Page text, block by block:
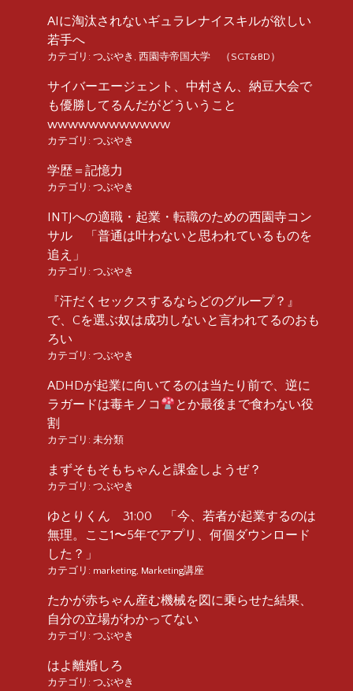
AIに淘汰されないギュラレナイスキルが欲しい
若手へ
カテゴリ: つぶやき 西園寺帝国大学 （SGT&BD）
サイバーエージェント、中村さん、納豆大会で
も優勝してるんだがどういうこと
wwwwwwwwwwww
カテゴリ: つぶやき
学歴＝記憶力
カテゴリ: つぶやき
INTJへの適職・起業・転職のための西園寺コン
サル 「普通は叶わないと思われているものを
追え」
カテゴリ: つぶやき
『汗だくセックスするならどのグループ？』
で、Cを選ぶ奴は成功しないと言われてるのおも
ろい
カテゴリ: つぶやき
ADHDが起業に向いてるのは当たり前で、逆に
ラガードは毒キノコ
とか最後まで食わない役
割
カテゴリ: 未分類
まずそもそもちゃんと課金しようぜ？
カテゴリ: つぶやき
ゆとりくん 31:00 「今、若者が起業するのは
無理。ここ1〜5年でアプリ、何個ダウンロード
した？」
カテゴリ: marketing Marketing講座
たかが赤ちゃん産む機械を図に乗らせた結果、
自分の立場がわかってない
カテゴリ: つぶやき
はよ離婚しろ
カテゴリ: つぶやき